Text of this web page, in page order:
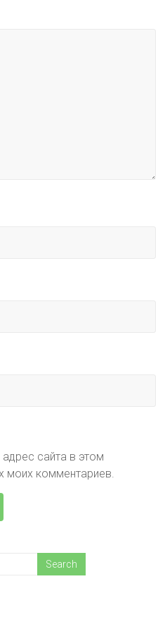
сайта в этом
моих комментариев.